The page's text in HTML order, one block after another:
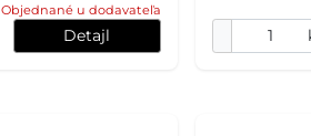
Objednané u dodavateľa
Detajl